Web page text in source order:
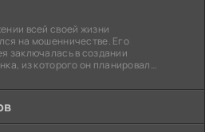
всей своей жизни
на мошенничестве. Его
заключалась в создании
из которого он планировал